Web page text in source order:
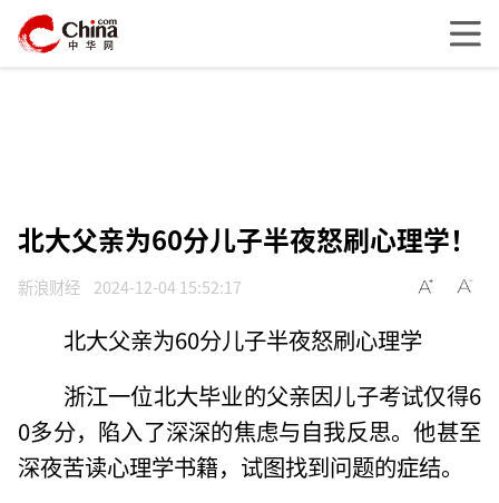
北大父亲为60分儿子半夜怒刷心理学！
新浪财经 2024-12-04 15:52:17
北大父亲为60分儿子半夜怒刷心理学
浙江一位北大毕业的父亲因儿子考试仅得6
0多分，陷入了深深的焦虑与自我反思。他甚至
深夜苦读心理学书籍，试图找到问题的症结。